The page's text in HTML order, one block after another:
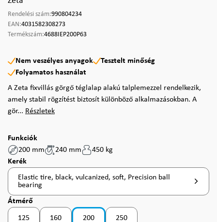
Rendelési szám:990804234
EAN:4031582308273
Termékszám:4688IEP200P63
Nem veszélyes anyagok
Tesztelt minőség
Folyamatos használat
A Zeta fixvillás görgő téglalap alakú talplemezzel rendelkezik,
amely stabil rögzítést biztosít különböző alkalmazásokban. A
gör... Részletek
Funkciók
200 mm
240 mm
450 kg
Válasszon
Kerék
Elastic tire, black, vulcanized, soft, Precision ball
bearing
Válasszon
Átmérő
125 160 200 250